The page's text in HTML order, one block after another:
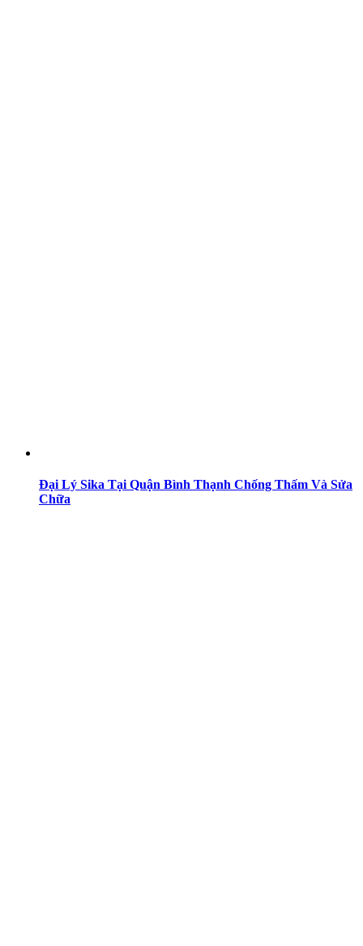
Đại Lý Sika Tại Quận Bình Thạnh Chống Thấm Và Sửa
Chữa